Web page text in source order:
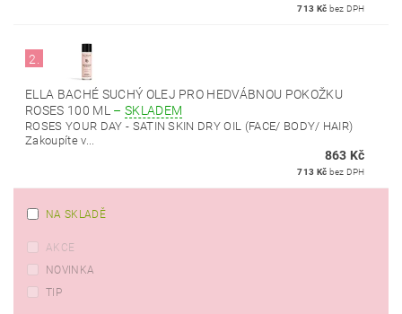
713 Kč bez DPH
2.
ELLA BACHÉ SUCHÝ OLEJ PRO HEDVÁBNOU POKOŽKU
ROSES 100 ML – SKLADEM
ROSES YOUR DAY - SATIN SKIN DRY OIL (FACE/ BODY/ HAIR)
Zakoupíte v...
863 Kč
713 Kč bez DPH
NA SKLADĚ
AKCE
NOVINKA
TIP